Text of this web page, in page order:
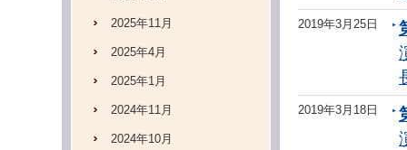
2019年3月25日
2019年3月18日
2025年11月
2025年4月
2025年1月
2024年11月
2024年10月